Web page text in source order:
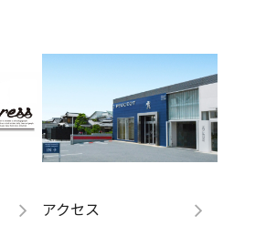
アクセス